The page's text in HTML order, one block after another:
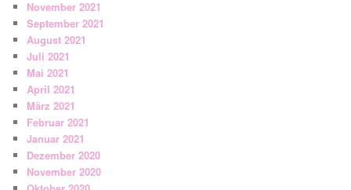
November 2021
September 2021
August 2021
Juli 2021
Mai 2021
April 2021
März 2021
Februar 2021
Januar 2021
Dezember 2020
November 2020